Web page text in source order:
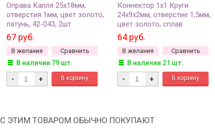
Оправа Капля 25х18мм,
отверстия 1мм, цвет золото,
латунь, 42-043, 2шт
67 руб.
В желания Сравнить
В наличии 79 шт.
- +
Коннектор 1х1 Круги
24х9х2мм, отверстие 1,5мм,
цвет золото, сплав
металлов, 14-291, 1шт
64 руб.
В желания Сравнить
В наличии 21 шт.
- +
С ЭТИМ ТОВАРОМ ОБЫЧНО ПОКУПАЮТ